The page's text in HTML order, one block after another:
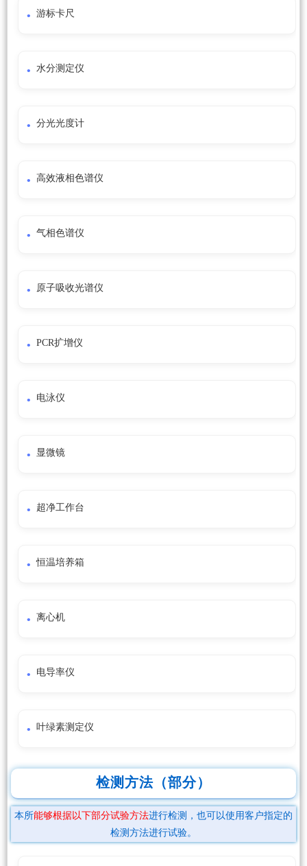
游标卡尺
水分测定仪
分光光度计
高效液相色谱仪
气相色谱仪
原子吸收光谱仪
PCR扩增仪
电泳仪
显微镜
超净工作台
恒温培养箱
离心机
电导率仪
叶绿素测定仪
检测方法（部分）
本所能够根据以下部分试验方法进行检测，也可以使用客户指定的
检测方法进行试验。